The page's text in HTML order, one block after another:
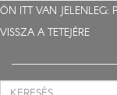
ÖN ITT VAN JELENLEG:
VISSZA A TETEJÉRE